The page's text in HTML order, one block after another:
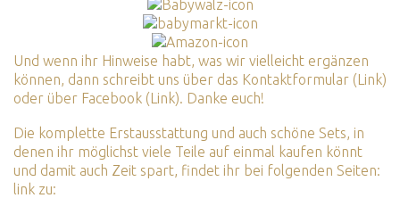
Und wenn ihr Hinweise habt, was wir vielleicht ergänzen
können, dann schreibt uns über das Kontaktformular (Link)
oder über Facebook (Link). Danke euch!
Die komplette Erstausstattung und auch schöne Sets, in
denen ihr möglichst viele Teile auf einmal kaufen könnt
und damit auch Zeit spart, findet ihr bei folgenden Seiten:
link zu: